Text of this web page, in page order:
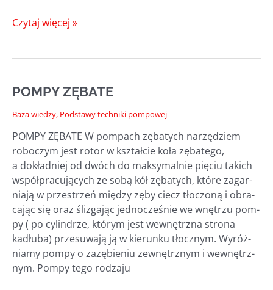
POMPY
I OGÓLNE
DOŚWIADCZENIA
Czytaj więcej »
POMPY ZĘBATE
Baza wiedzy, Podstawy techniki pompowej
POMPY ZĘBATE W pom­pach zęba­tych narzę­dziem
robo­czym jest rotor w kształ­cie koła zęba­te­go,
a dokład­niej od dwóch do mak­sy­mal­nie pię­ciu takich
współ­pra­cu­ją­cych ze sobą kół zęba­tych, któ­re zagar­
nia­ją w prze­strzeń mię­dzy zęby ciecz tło­czo­ną i obra­
ca­jąc się oraz śli­zga­jąc jed­no­cze­śnie we wnę­trzu pom­
py ( po cylin­drze, któ­rym jest wewnętrz­na stro­na
kadłu­ba) prze­su­wa­ją ją w kie­run­ku tłocz­nym. Wyróż­
nia­my pom­py o zazę­bie­niu zewnętrz­nym i wewnętrz­
nym. Pom­py tego rodzaju